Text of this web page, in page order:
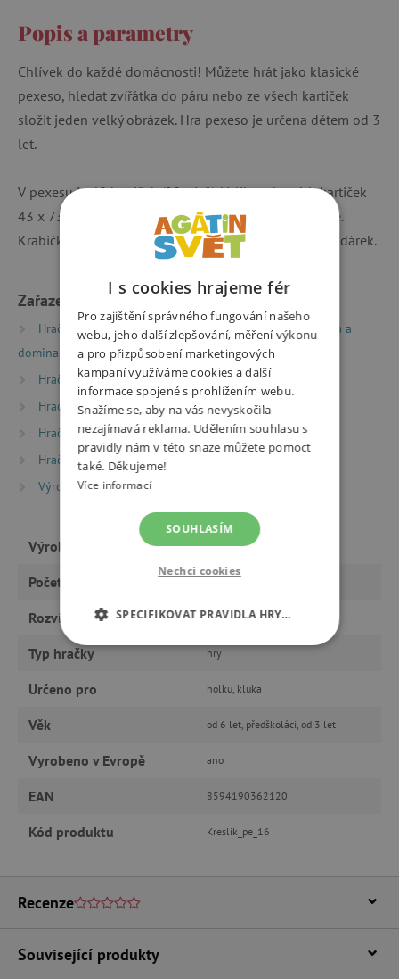
Popis a parametry
Chlívek do každé domácnosti! Můžete hrát jako klasické
pexeso, hledat zvířátka do páru nebo ze všech kartiček
složit jeden velký obrázek. Hra pexeso je určena dětem od 3
let.
V pexesu je 40 kartiček (20 párů). Velikost hracích kartiček
43 x 73 mm. Vytištěno na kvalitním ofsetovém papíře.
Krabička 50 x 80 mm, lepená, papírová. Vhodné jako dárek.
Zařazeno v kategoriích
Hračky dle typu Společenské hry
Lota, pexesa a
domina
Hračky dle typu
Knihy
Hračky dle věku
Hry a hračky pro děti od 3 let
Hračky dle věku
Hry a hračky pro předškoláky
Hračky dle věku
Hry a hračky pro děti od 6 let
Výrobci
Kreslíkárna
Výrobce Kreslíkárna
Počet hráčů 2 a více
Rozvíjí paměť a postřeh, motoriku
Typ hračky hry
Určeno pro holku, kluka
Věk od 6 let, předškoláci, od 3 let
Vyrobeno v Evropě ano
EAN 8594190362120
Kód produktu Kreslik_pe_16
Recenze
Související produkty
I s cookies hrajeme fér
Pro zajištění správného fungování našeho
webu, jeho další zlepšování, měření výkonu
a pro přizpůsobení marketingových
kampaní využíváme cookies a další
informace spojené s prohlížením webu.
Snažíme se, aby na vás nevyskočila
nezajímavá reklama. Udělením souhlasu s
pravidly nám v této snaze můžete pomoct
také. Děkujeme!
Více informací
SOUHLASÍM
Nechci cookies
SPECIFIKOVAT PRAVIDLA HRY…
NEZBYTNĚ NUTNÉ COOKIES
ANALYTICKÉ COOKIES
MARKETINGOVÉ COOKIES
základní funkce webových stránek, jako je